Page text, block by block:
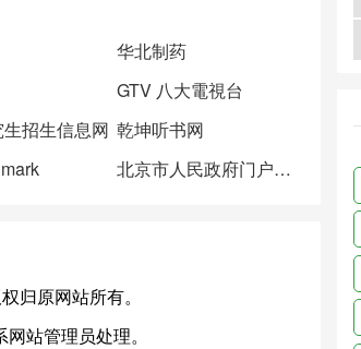
华北制药
GTV 八大電視台
招生信息网 乾坤听书网
北京市人民政府门户网站
归原网站所有。
站管理员处理。